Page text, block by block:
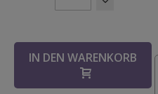
IN DEN WARENKORB